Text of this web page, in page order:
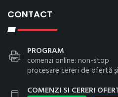
CONTACT
PROGRAM
comenzi online: non-stop
procesare cereri de ofertă
COMENZI SI CERERI